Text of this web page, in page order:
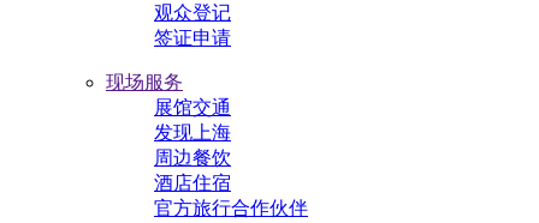
观众登记
签证申请
现场服务
展馆交通
发现上海
周边餐饮
酒店住宿
官方旅行合作伙伴